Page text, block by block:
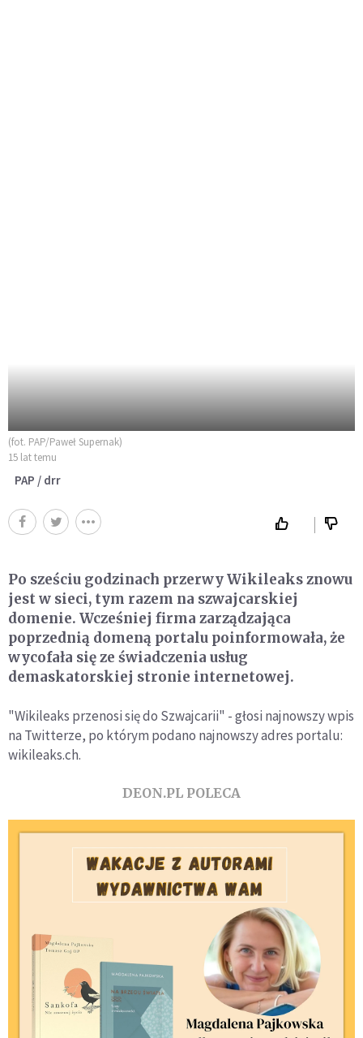
(fot. PAP/Paweł Supernak)
15 lat temu
PAP / drr
Po sześciu godzinach przerwy Wikileaks znowu
jest w sieci, tym razem na szwajcarskiej
domenie. Wcześniej firma zarządzająca
poprzednią domeną portalu poinformowała, że
wycofała się ze świadczenia usług
demaskatorskiej stronie internetowej.
"Wikileaks przenosi się do Szwajcarii" - głosi najnowszy wpis
na Twitterze, po którym podano najnowszy adres portalu:
wikileaks.ch.
DEON.PL POLECA